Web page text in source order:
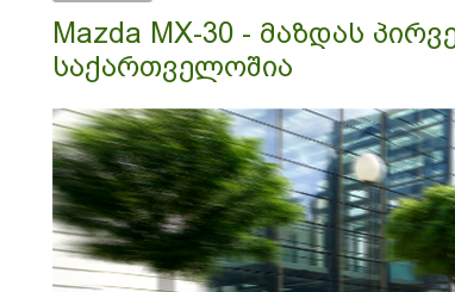
Mazda MX-30 - მაზდას
საქართველოშია